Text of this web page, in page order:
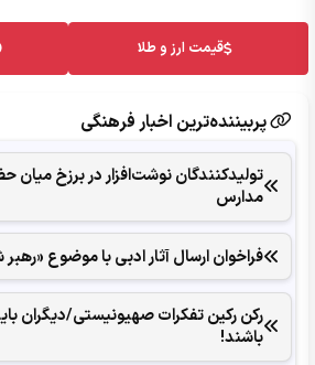
قیمت ارز و طلا
پربیننده‌ترین اخبار فرهنگی
تولیدکنندگان نوشت‌افزار در برزخ
مدارس
فراخوان ارسال آثار ادبی با موضوع
رکن رکین تفکرات صهیونیستی/دیگران
باشند!